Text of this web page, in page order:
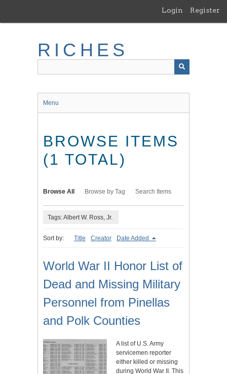
main
Login Register
RICHES
Menu
BROWSE ITEMS
(1 TOTAL)
Browse All Browse by Tag Search Items
Tags: Albert W. Ross, Jr.
Sort by: Title Creator Date Added
World War II Honor List of
Dead and Missing Military
Personnel from Pinellas
and Polk Counties
A list of U.S. Army
servicemen reporter
either killed or missing
during World War II. This